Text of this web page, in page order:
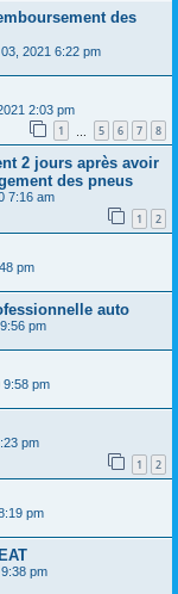
des
2021 6:22 pm
2:03 pm
1 5 6 7 8
2 jours après avoir
des pneus
7:16 am
1 2
pm
auto
pm
9:58 pm
pm
1 2
pm
pm